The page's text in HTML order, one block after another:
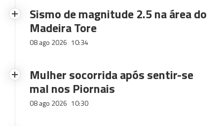
Sismo de magnitude 2.5 na área do
Madeira Tore
08 ago 2026 10:34
Mulher socorrida após sentir-se
mal nos Piornais
08 ago 2026 10:30